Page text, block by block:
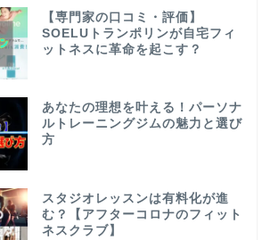
【専門家の口コミ・評価】
SOELUトランポリンが自宅フィ
ットネスに革命を起こす？
あなたの理想を叶える！パーソナ
ルトレーニングジムの魅力と選び
方
スタジオレッスンは有料化が進
む？【アフターコロナのフィット
ネスクラブ】